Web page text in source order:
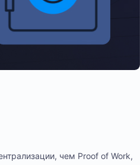
чем Proof of Work,